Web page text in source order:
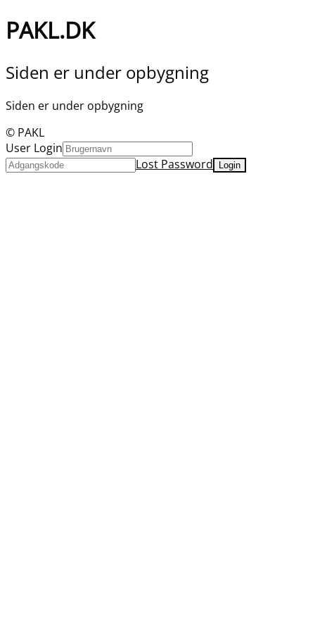
PAKL.DK
Siden er under opbygning
Siden er under opbygning
© PAKL
User Login
Lost Password